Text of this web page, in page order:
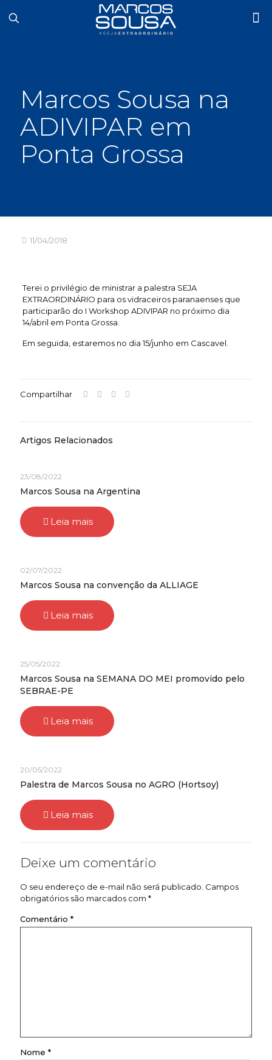
Marcos Sousa na
ADIVIPAR em
Ponta Grossa
11/04/2018
Terei o privilégio de ministrar a palestra SEJA
EXTRAORDINÁRIO para os vidraceiros paranaenses que
participarão do I Workshop ADIVIPAR no próximo dia
14/abril em Ponta Grossa.
Em seguida, estaremos no dia 15/junho em Cascavel.
Compartilhar
Artigos Relacionados
23/08/2022
Marcos Sousa na Argentina
Leia mais
02/07/2022
Marcos Sousa na convenção da ALLIAGE
Leia mais
25/05/2022
Marcos Sousa na SEMANA DO MEI promovido pelo
SEBRAE-PE
Leia mais
20/05/2022
Palestra de Marcos Sousa no AGRO (Hortsoy)
Leia mais
Deixe um comentário
O seu endereço de e-mail não será publicado. Campos
obrigatórios são marcados com *
Comentário *
Nome *